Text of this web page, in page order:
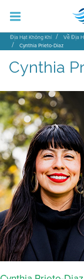
Địa Hạt Không Khí Về Địa
Cynthia Prieto-Diaz
Cynthia